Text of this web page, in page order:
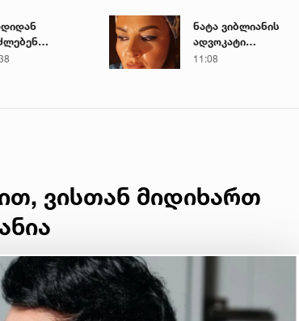
ნატა ვიბლიანის
ადვოკატი
მიმართვას
11:08
ვისთან მიდიხართ